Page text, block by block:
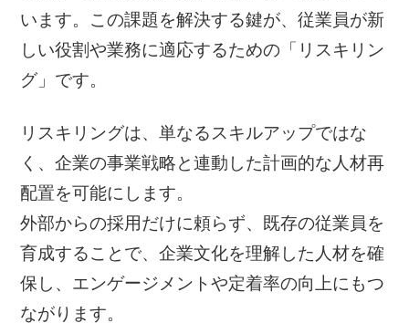
います。この課題を解決する鍵が、従業員が新
しい役割や業務に適応するための「リスキリン
グ」です。
リスキリングは、単なるスキルアップではな
く、企業の事業戦略と連動した計画的な人材再
配置を可能にします。
外部からの採用だけに頼らず、既存の従業員を
育成することで、企業文化を理解した人材を確
保し、エンゲージメントや定着率の向上にもつ
ながります。